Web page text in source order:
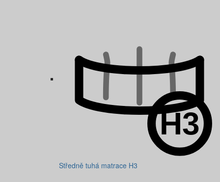
Středně tuhá matrace H3